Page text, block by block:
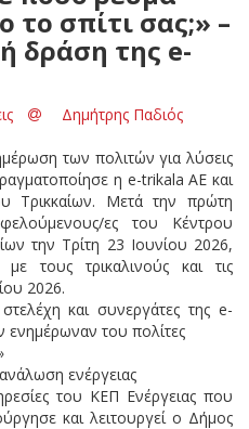
το σπίτι σας;» –
δράση της e-
Δημήτρης Παδιός
των πολιτών για λύσεις
η e-trikala ΑΕ και
Τρικκαίων. Μετά την πρώτη
ες του Κέντρου
την Τρίτη 23 Ιουνίου 2026,
τους τρικαλινούς και τις
2026.
και συνεργάτες της e-
ενημέρωναν του πολίτες
ενέργειας
του ΚΕΠ Ενέργειας που
και λειτουργεί ο Δήμος